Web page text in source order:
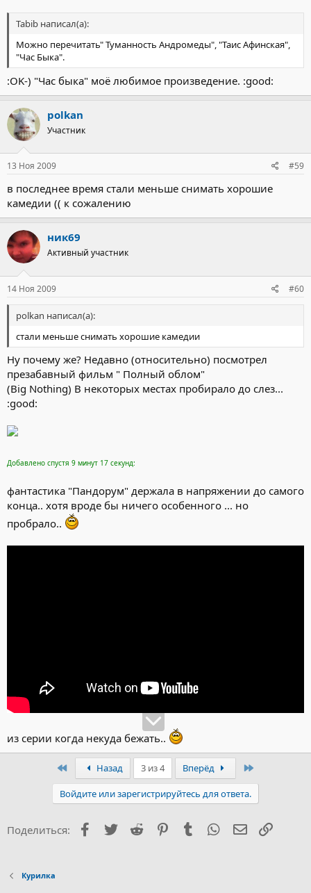
Tabib написал(а):
Можно перечитать" Туманность Андромеды", "Таис Афинская",
"Час Быка".
:OK-) "Час быка" моё любимое произведение. :good:
polkan
Участник
13 Ноя 2009 #59
в последнее время стали меньше снимать хорошие
камедии (( к сожалению
ник69
Активный участник
14 Ноя 2009 #60
polkan написал(а):
стали меньше снимать хорошие камедии
Ну почему же? Недавно (относительно) посмотрел
презабавный фильм " Полный облом"
(Big Nothing) В некоторых местах пробирало до слез...
:good:
Добавлено спустя 9 минут 17 секунд:
фантастика "Пандорум" держала в напряжении до самого
конца.. хотя вроде бы ничего особенного ... но
пробрало..
из серии когда некуда бежать..
ПервыйНазад 3 из 4 Вперёд
Войдите или зарегистрируйтесь для ответа.
Поделиться: Facebook
Twitter Reddit PinterestTumblr WhatsApp
Курилка